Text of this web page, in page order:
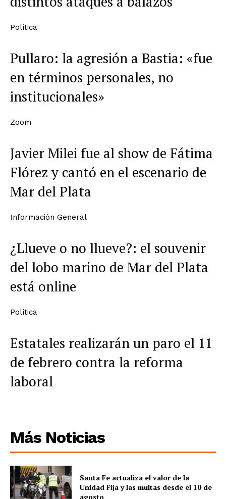
Política
Pullaro: la agresión a Bastia: «fue
en términos personales, no
institucionales»
Zoom
Javier Milei fue al show de Fátima
Flórez y cantó en el escenario de
Mar del Plata
Información General
¿Llueve o no llueve?: el souvenir
del lobo marino de Mar del Plata
está online
Política
Estatales realizarán un paro el 11
de febrero contra la reforma
laboral
Más Noticias
Santa Fe actualiza el valor de la
Unidad Fija y las multas desde el 10 de
agosto